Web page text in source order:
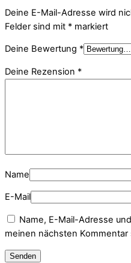
Deine E-Mail-Adresse wird
Felder sind mit * markiert
Deine Bewertung *
Deine Rezension *
Name
E-Mail
Name, E-Mail-Adresse
meinen nächsten Kommentar